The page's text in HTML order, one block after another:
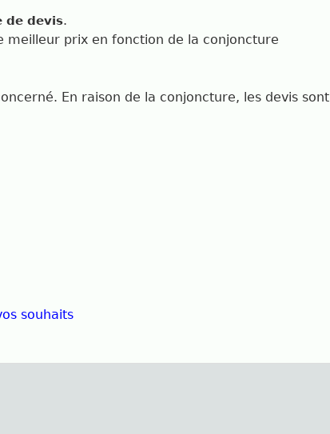
de devis.
meilleur prix en fonction de la conjoncture
En raison de la conjoncture, les devis sont
souhaits